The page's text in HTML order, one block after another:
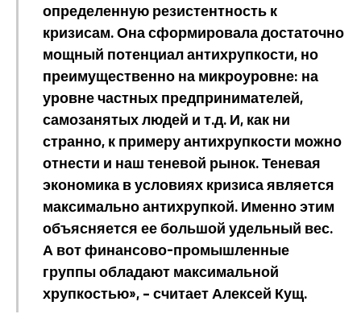
определенную резистентность к
кризисам. Она сформировала достаточно
мощный потенциал антихрупкости, но
преимущественно на микроуровне: на
уровне частных предпринимателей,
самозанятых людей и т.д. И, как ни
странно, к примеру антихрупкости можно
отнести и наш теневой рынок. Теневая
экономика в условиях кризиса является
максимально антихрупкой. Именно этим
объясняется ее большой удельный вес.
А вот финансово-промышленные
группы обладают максимальной
хрупкостью», – считает Алексей Кущ.